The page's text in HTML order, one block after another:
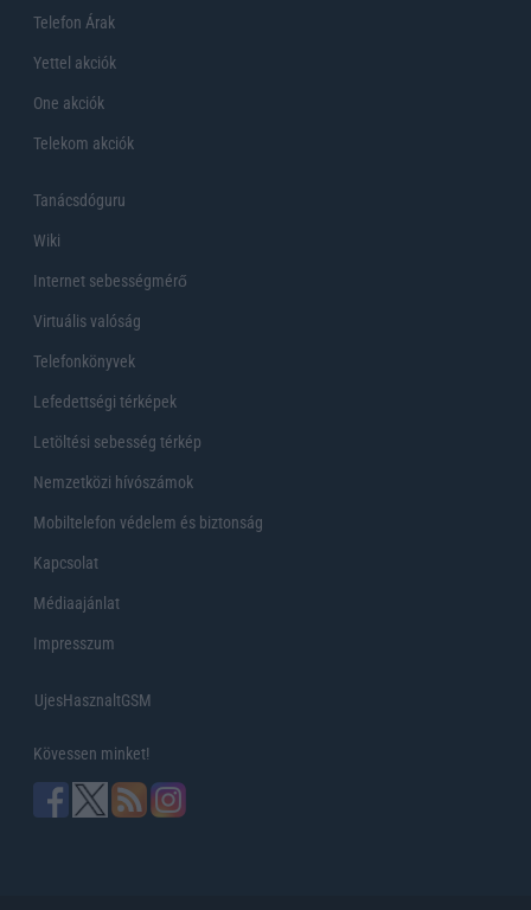
Telefon Árak
Yettel akciók
One akciók
Telekom akciók
Tanácsdóguru
Wiki
Internet sebességmérő
Virtuális valóság
Telefonkönyvek
Lefedettségi térképek
Letöltési sebesség térkép
Nemzetközi hívószámok
Mobiltelefon védelem és biztonság
Kapcsolat
Médiaajánlat
Impresszum
UjesHasznaltGSM
Kövessen minket!